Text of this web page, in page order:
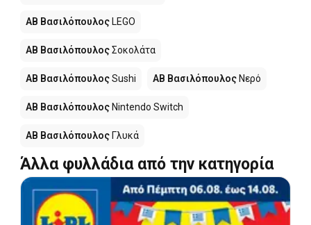
ΑΒ Βασιλόπουλος LEGO
ΑΒ ΒασιλόπουλοςΣοκολάτα
ΑΒ ΒασιλόπουλοςSushi ΑΒ Βασιλόπουλος Νερό
ΑΒ Βασιλόπουλος Nintendo Switch
ΑΒ Βασιλόπουλος Γλυκά
Άλλα φυλλάδια από την κατηγορία